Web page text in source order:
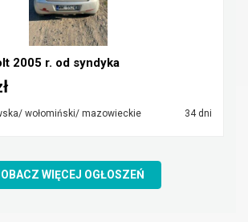
2005 r. od syndyka
wołomiński/ mazowieckie 34 dni
WIĘCEJ OGŁOSZEŃ